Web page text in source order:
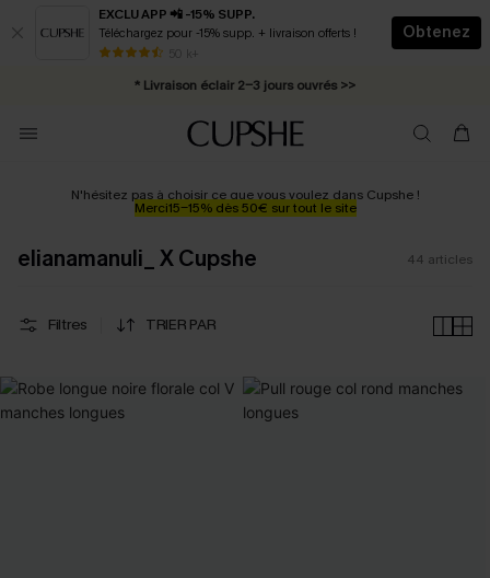
EXCLU APP 📲 -15% SUPP.
Téléchargez pour -15% supp. + livraison offerts !
50 k+
Obtenez
* Livraison éclair 2-3 jours ouvrés >>
Abonnement E-mail : -25% dès 4 achetés >>
N'hésitez pas à choisir ce que vous voulez dans Cupshe !
Merci15-15% dès 50€ sur tout le site
elianamanuli_ X Cupshe 44 articles
Filtres TRIER PAR